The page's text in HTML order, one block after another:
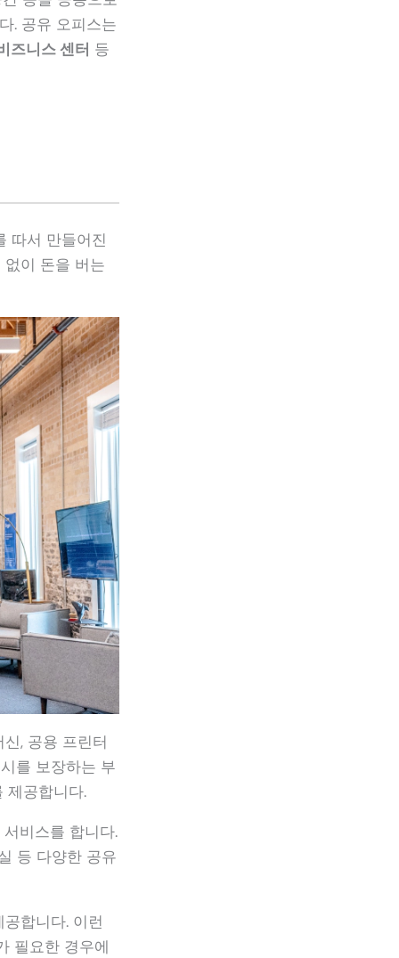
. 공유 오피스는
즈니스 센터 등
따서 만들어진
이 돈을 버는
, 공용 프린터
를 보장하는 부
제공합니다.
비스를 합니다.
등 다양한 공유
합니다. 이런
필요한 경우에